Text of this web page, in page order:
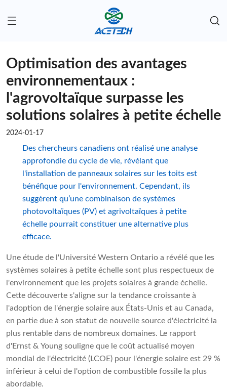
Optimisation des avantages
environnementaux :
l'agrovoltaïque surpasse les
solutions solaires à petite échelle
2024-01-17
Des chercheurs canadiens ont réalisé une analyse
approfondie du cycle de vie, révélant que
l'installation de panneaux solaires sur les toits est
bénéfique pour l'environnement. Cependant, ils
suggèrent qu’une combinaison de systèmes
photovoltaïques (PV) et agrivoltaïques à petite
échelle pourrait constituer une alternative plus
efficace.
Une étude de l'Université Western Ontario a révélé que les
systèmes solaires à petite échelle sont plus respectueux de
l'environnement que les projets solaires à grande échelle.
Cette découverte s'aligne sur la tendance croissante à
l'adoption de l'énergie solaire aux États-Unis et au Canada,
en partie due à son statut de nouvelle source d'électricité la
plus rentable dans de nombreux domaines. Le rapport
d'Ernst & Young souligne que le coût actualisé moyen
mondial de l'électricité (LCOE) pour l'énergie solaire est 29 %
inférieur à celui de l'option de combustible fossile la plus
abordable.